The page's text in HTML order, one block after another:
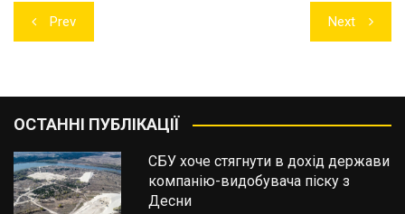
Навігація
записів
Prev Next
ОСТАННІ ПУБЛІКАЦІЇ
СБУ хоче стягнути в дохід держави
компанію-видобувача піску з
Десни